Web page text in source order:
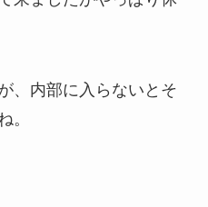
、内部に入らないとそ
。